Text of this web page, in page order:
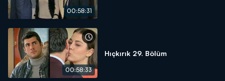
00:58:31
00:58:33
Hıçkırık 29. Bölüm